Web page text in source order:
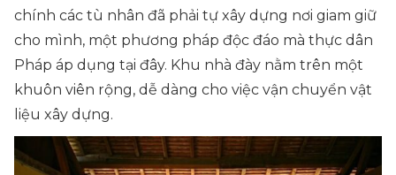
chính các tù nhân đã phải tự xây dựng nơi giam giữ
cho mình, một phương pháp độc đáo mà thực dân
Pháp áp dụng tại đây. Khu nhà đày nằm trên một
khuôn viên rộng, dễ dàng cho việc vận chuyển vật
liệu xây dựng.